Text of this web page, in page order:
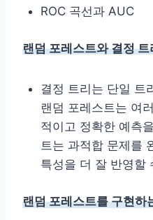
ROC 곡선과 AUC
랜덤 포레스트와 결정
결정 트리는 단일 트
랜덤 포레스트는 여
적이고 정확한 예측
트는 과적합 문제를
특성을 더 잘 반영할
랜덤 포레스트를 구현하